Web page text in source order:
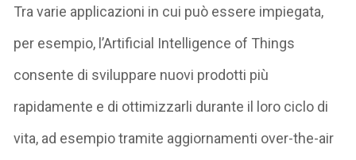
Tra varie applicazioni in cui può essere impiegata,
per esempio, l’Artificial Intelligence of Things
consente di sviluppare nuovi prodotti più
rapidamente e di ottimizzarli durante il loro ciclo di
vita, ad esempio tramite aggiornamenti over-the-air